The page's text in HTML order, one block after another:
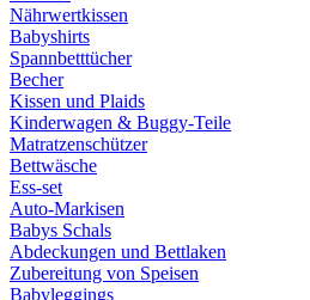
Nährwertkissen
Babyshirts
Spannbetttücher
Becher
Kissen und Plaids
Kinderwagen & Buggy-Teile
Matratzenschützer
Bettwäsche
Ess-set
Auto-Markisen
Babys Schals
Abdeckungen und Bettlaken
Zubereitung von Speisen
Babyleggings